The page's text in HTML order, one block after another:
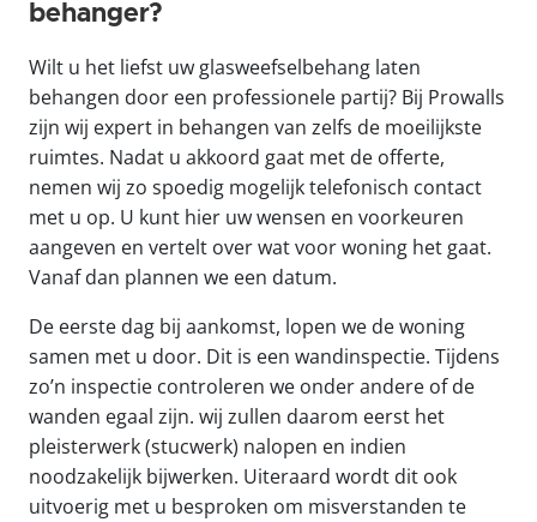
behanger?
Wilt u het liefst uw glasweefselbehang laten
behangen door een professionele partij? Bij Prowalls
zijn wij expert in behangen van zelfs de moeilijkste
ruimtes. Nadat u akkoord gaat met de offerte,
nemen wij zo spoedig mogelijk telefonisch contact
met u op. U kunt hier uw wensen en voorkeuren
aangeven en vertelt over wat voor woning het gaat.
Vanaf dan plannen we een datum.
De eerste dag bij aankomst, lopen we de woning
samen met u door. Dit is een wandinspectie. Tijdens
zo’n inspectie controleren we onder andere of de
wanden egaal zijn. wij zullen daarom eerst het
pleisterwerk (stucwerk) nalopen en indien
noodzakelijk bijwerken. Uiteraard wordt dit ook
uitvoerig met u besproken om misverstanden te